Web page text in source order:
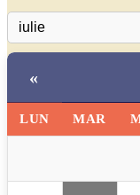
«
LUN MAR